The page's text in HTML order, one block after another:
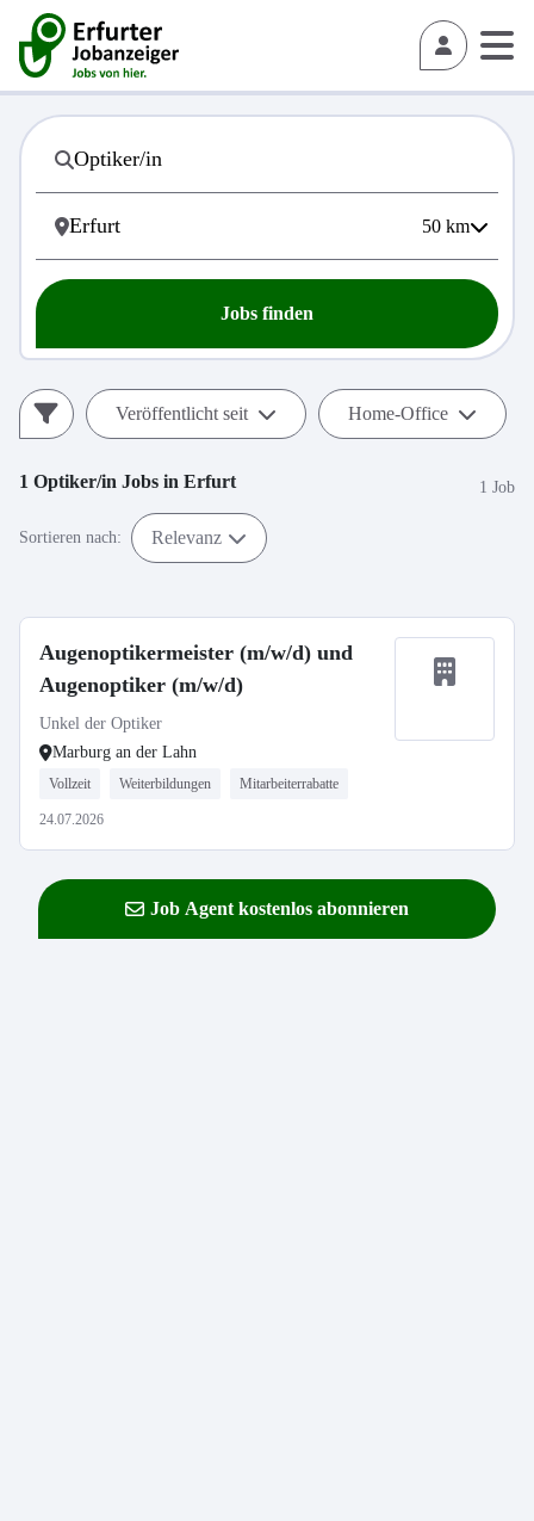
50 km
Jobs finden
Veröffentlicht seit Home-Office
1 Optiker/in Jobs in Erfurt 1 Job
Sortieren nach: Relevanz
Augenoptikermeister (m/w/d) und
Augenoptiker (m/w/d)
Unkel der Optiker
Marburg an der Lahn
Vollzeit Weiterbildungen Mitarbeiterrabatte
24.07.2026
Job Agent kostenlos abonnieren